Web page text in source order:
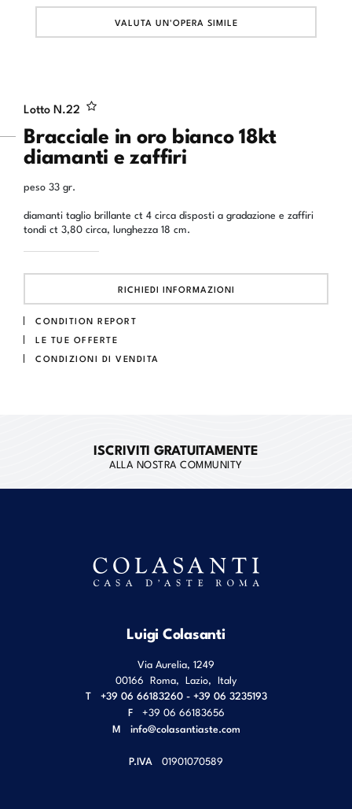
Lotto N.22
Bracciale in oro bianco 18kt
diamanti e zaffiri
peso 33 gr.
diamanti taglio brillante ct 4 circa disposti a gradazione e zaffiri
tondi ct 3,80 circa, lunghezza 18 cm.
RICHIEDI INFORMAZIONI
CONDITION REPORT
LE TUE OFFERTE
CONDIZIONI DI VENDITA
VALUTA UN'OPERA SIMILE
ISCRIVITI GRATUITAMENTE
ALLA NOSTRA COMMUNITY
Luigi Colasanti
Via Aurelia, 1249
00166 Roma, Lazio, Italy
T
+39 06 66183260 - +39 06 3235193
F
+39 06 66183656
M info@colasantiaste.com
P.IVA 01901070589